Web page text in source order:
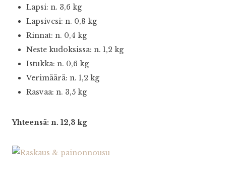
Lapsi: n. 3,6 kg
Lapsivesi: n. 0,8 kg
Rinnat: n. 0,4 kg
Neste kudoksissa: n. 1,2 kg
Istukka: n. 0,6 kg
Verimäärä: n. 1,2 kg
Rasvaa: n. 3,5 kg
Yhteensä: n. 12,3 kg